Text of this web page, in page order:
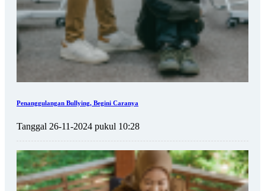
Penanggulangan Bullying, Begini Caranya
Tanggal 26-11-2024 pukul 10:28